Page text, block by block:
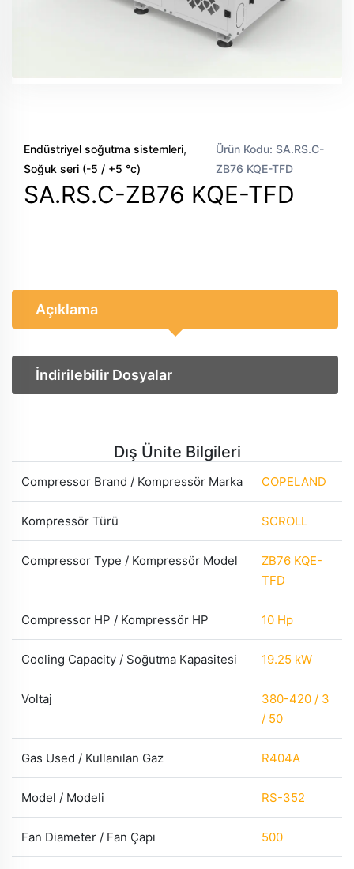
Endüstriyel soğutma sistemleri,
Soğuk seri (-5 / +5 °c)
Ürün Kodu: SA.RS.C-
ZB76 KQE-TFD
SA.RS.C-ZB76 KQE-TFD
Açıklama
İndirilebilir Dosyalar
Dış Ünite Bilgileri
Compressor Brand / Kompressör Marka COPELAND
Kompressör Türü SCROLL
Compressor Type / Kompressör Model
ZB76 KQE-
TFD
Compressor HP / Kompressör HP 10 Hp
Cooling Capacity / Soğutma Kapasitesi 19.25 kW
Voltaj
380-420 / 3
/ 50
Gas Used / Kullanılan Gaz R404A
Model / Modeli RS-352
Fan Diameter / Fan Çapı 500